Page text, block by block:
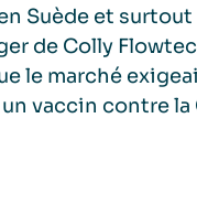
Suède et
de Colly
le marché
vaccin contre la